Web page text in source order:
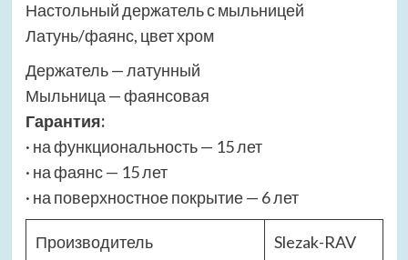
Настольный держатель с мыльницей
Латунь/фаянс, цвет хром
Держатель — латунный
Мыльница — фаянсовая
Гарантия:
· на функциональность — 15 лет
· на фаянс — 15 лет
· на поверхностное покрытие — 6 лет
Производитель Slezak-RAV